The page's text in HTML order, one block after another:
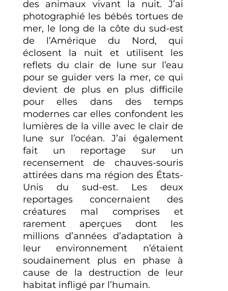
des animaux vivant la nuit. J’ai
photographié les bébés tortues de
mer, le long de la côte du sud-est
de l’Amérique du Nord, qui
éclosent la nuit et utilisent les
reflets du clair de lune sur l’eau
pour se guider vers la mer, ce qui
devient de plus en plus difficile
pour elles dans des temps
modernes car elles confondent les
lumières de la ville avec le clair de
lune sur l’océan. J’ai également
fait un reportage sur un
recensement de chauves-souris
attirées dans ma région des États-
Unis du sud-est. Les deux
reportages concernaient des
créatures mal comprises et
rarement aperçues dont les
millions d’années d’adaptation à
leur environnement n’étaient
soudainement plus en phase à
cause de la destruction de leur
habitat infligé par l’humain.